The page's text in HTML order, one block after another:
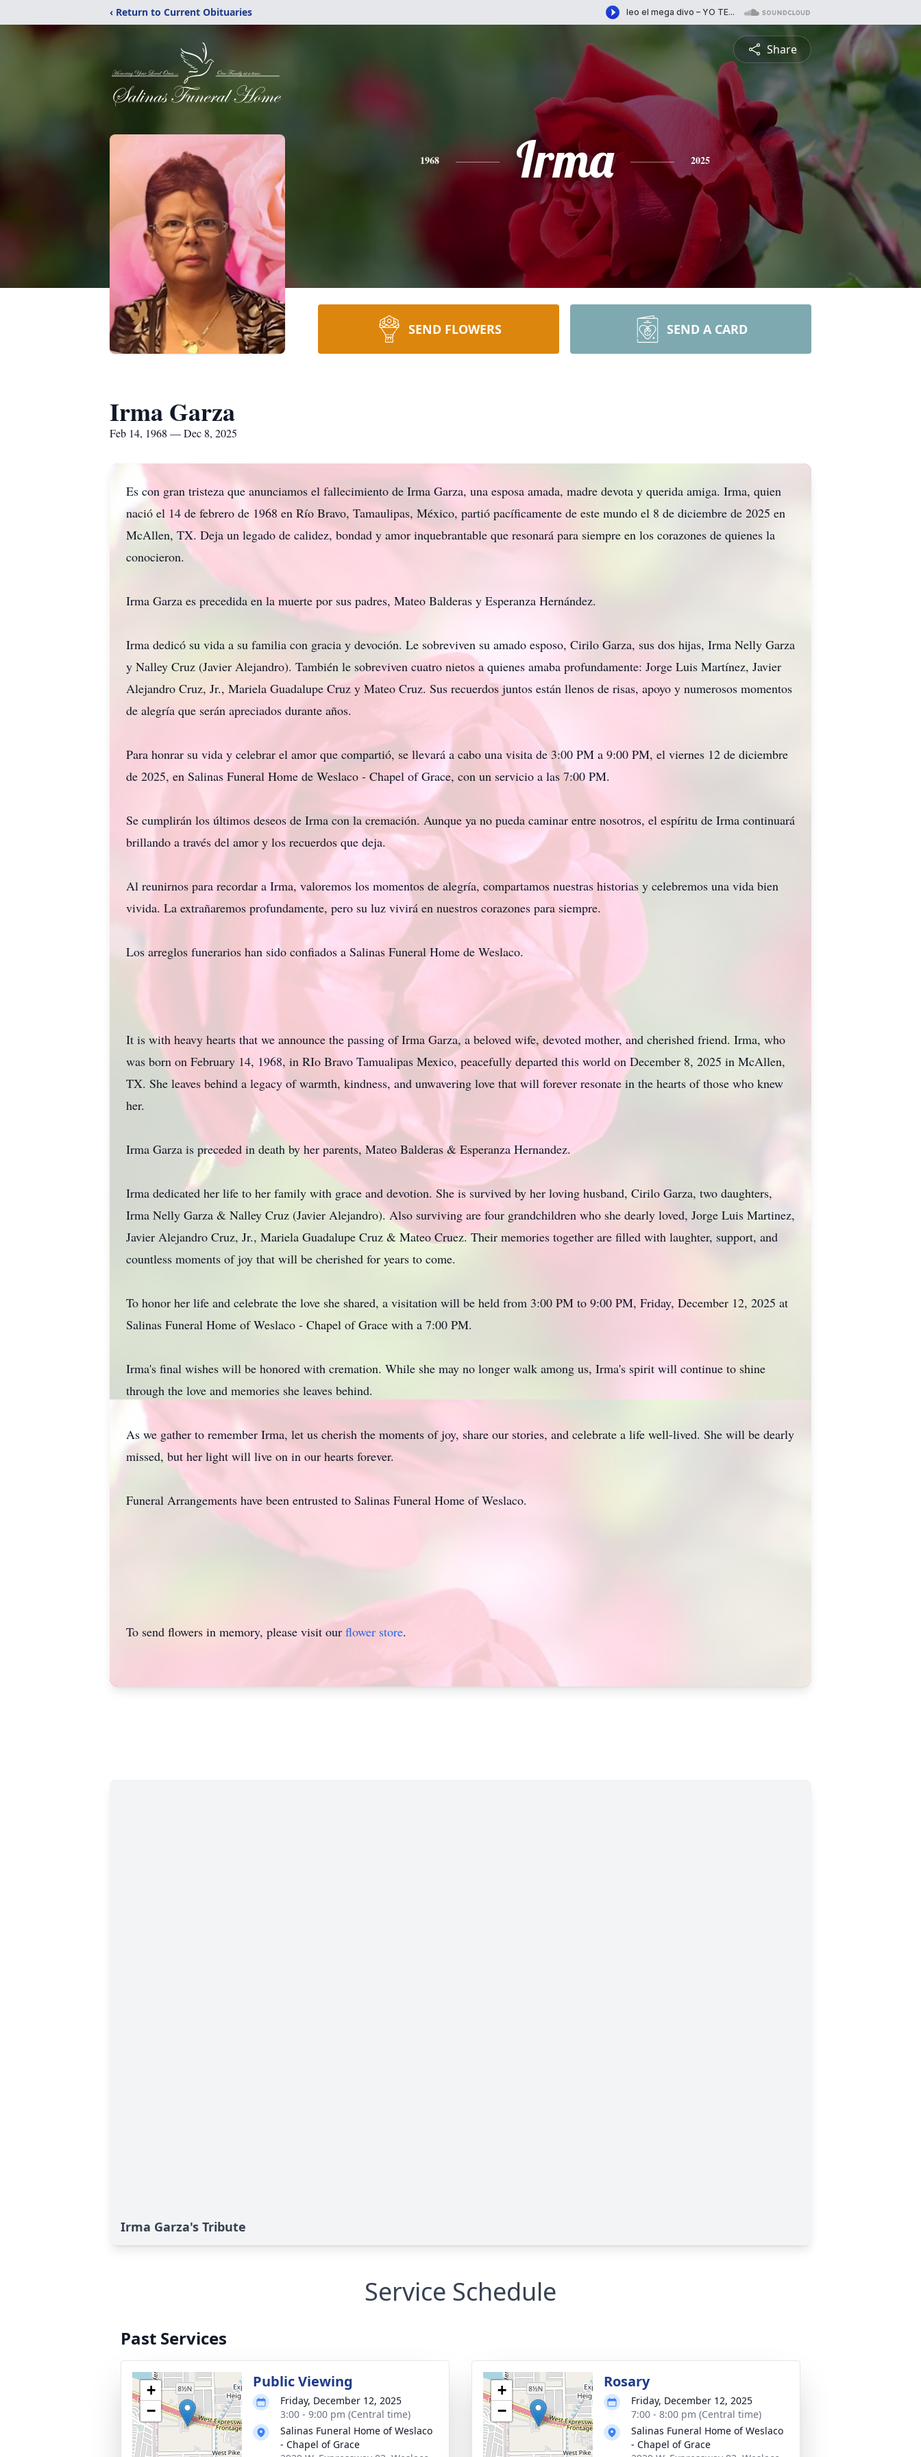
‹ Return to Current Obituaries
Share
1968 Irma 2025
SEND FLOWERS SEND A CARD
Irma Garza
Feb 14, 1968 — Dec 8, 2025
Es con gran tristeza que anunciamos el fallecimiento de Irma Garza, una esposa amada, madre devota y querida amiga. Irma, quien
nació el 14 de febrero de 1968 en Río Bravo, Tamaulipas, México, partió pacíficamente de este mundo el 8 de diciembre de 2025 en
McAllen, TX. Deja un legado de calidez, bondad y amor inquebrantable que resonará para siempre en los corazones de quienes la
conocieron.
Irma Garza es precedida en la muerte por sus padres, Mateo Balderas y Esperanza Hernández.
Irma dedicó su vida a su familia con gracia y devoción. Le sobreviven su amado esposo, Cirilo Garza, sus dos hijas, Irma Nelly Garza
y Nalley Cruz (Javier Alejandro). También le sobreviven cuatro nietos a quienes amaba profundamente: Jorge Luis Martínez, Javier
Alejandro Cruz, Jr., Mariela Guadalupe Cruz y Mateo Cruz. Sus recuerdos juntos están llenos de risas, apoyo y numerosos momentos
de alegría que serán apreciados durante años.
Para honrar su vida y celebrar el amor que compartió, se llevará a cabo una visita de 3:00 PM a 9:00 PM, el viernes 12 de diciembre
de 2025, en Salinas Funeral Home de Weslaco - Chapel of Grace, con un servicio a las 7:00 PM.
Se cumplirán los últimos deseos de Irma con la cremación. Aunque ya no pueda caminar entre nosotros, el espíritu de Irma continuará
brillando a través del amor y los recuerdos que deja.
Al reunirnos para recordar a Irma, valoremos los momentos de alegría, compartamos nuestras historias y celebremos una vida bien
vivida. La extrañaremos profundamente, pero su luz vivirá en nuestros corazones para siempre.
Los arreglos funerarios han sido confiados a Salinas Funeral Home de Weslaco.
It is with heavy hearts that we announce the passing of Irma Garza, a beloved wife, devoted mother, and cherished friend. Irma, who
was born on February 14, 1968, in RIo Bravo Tamualipas Mexico, peacefully departed this world on December 8, 2025 in McAllen,
TX. She leaves behind a legacy of warmth, kindness, and unwavering love that will forever resonate in the hearts of those who knew
her.
Irma Garza is preceded in death by her parents, Mateo Balderas & Esperanza Hernandez.
Irma dedicated her life to her family with grace and devotion. She is survived by her loving husband, Cirilo Garza, two daughters,
Irma Nelly Garza & Nalley Cruz (Javier Alejandro). Also surviving are four grandchildren who she dearly loved, Jorge Luis Martinez,
Javier Alejandro Cruz, Jr., Mariela Guadalupe Cruz & Mateo Cruez. Their memories together are filled with laughter, support, and
countless moments of joy that will be cherished for years to come.
To honor her life and celebrate the love she shared, a visitation will be held from 3:00 PM to 9:00 PM, Friday, December 12, 2025 at
Salinas Funeral Home of Weslaco - Chapel of Grace with a 7:00 PM.
Irma's final wishes will be honored with cremation. While she may no longer walk among us, Irma's spirit will continue to shine
through the love and memories she leaves behind.
As we gather to remember Irma, let us cherish the moments of joy, share our stories, and celebrate a life well-lived. She will be dearly
missed, but her light will live on in our hearts forever.
Funeral Arrangements have been entrusted to Salinas Funeral Home of Weslaco.
To send flowers in memory, please visit our flower store.
Irma Garza's Tribute
Service Schedule
Past Services
+
−
Public Viewing
Friday, December 12, 2025
3:00 - 9:00 pm (Central time)
Salinas Funeral Home of Weslaco
- Chapel of Grace
+
−
Rosary
Friday, December 12, 2025
7:00 - 8:00 pm (Central time)
Salinas Funeral Home of Weslaco
- Chapel of Grace